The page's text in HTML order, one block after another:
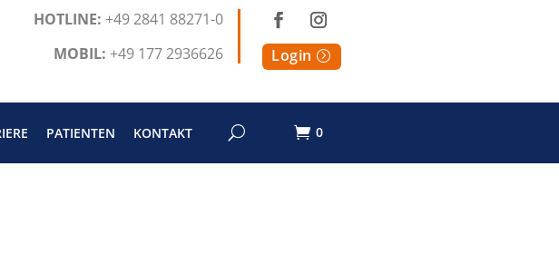
HOTLINE: +49 2841 88271-0
MOBIL: +49 177 2936626 Login
PATIENTEN KONTAKT 0